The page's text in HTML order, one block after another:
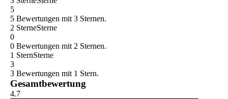
5
5 Bewertungen mit 3 Sternen.
2 SterneSterne
0
0 Bewertungen mit 2 Sternen.
1 SternSterne
3
3 Bewertungen mit 1 Stern.
Gesamtbewertung
4.7